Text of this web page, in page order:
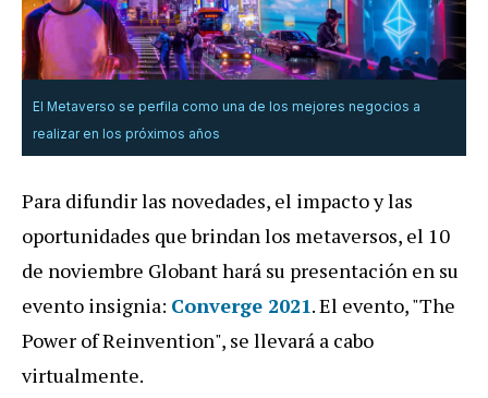
El Metaverso se perfila como una de los mejores negocios a
realizar en los próximos años
Para difundir las novedades, el impacto y las
oportunidades que brindan los metaversos, el 10
de noviembre Globant hará su presentación en su
evento insignia: Converge 2021. El evento, "The
Power of Reinvention", se llevará a cabo
virtualmente.